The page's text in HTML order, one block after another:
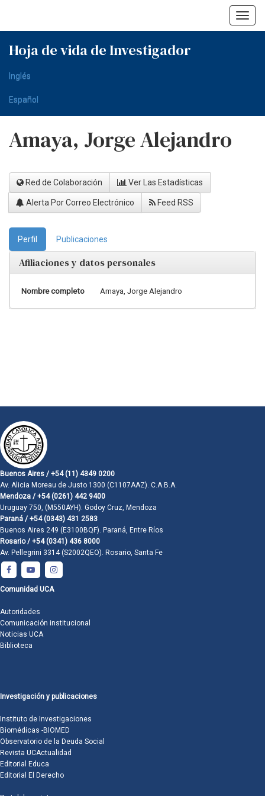
Hoja de vida de Investigador
Inglés
Español
Amaya, Jorge Alejandro
Red de Colaboración Ver Las Estadísticas
Alerta Por Correo Electrónico Feed RSS
Perfil Publicaciones
Afiliaciones y datos personales
Nombre completo Amaya, Jorge Alejandro
Buenos Aires / +54 (11) 4349 0200
Av. Alicia Moreau de Justo 1300 (C1107AAZ). C.A.B.A.
Mendoza / +54 (0261) 442 9400
Uruguay 750, (M550AYH). Godoy Cruz, Mendoza
Paraná / +54 (0343) 431 2583
Buenos Aires 249 (E3100BQF). Paraná, Entre Ríos
Rosario / +54 (0341) 436 8000
Av. Pellegrini 3314 (S2002QEO). Rosario, Santa Fe
Comunidad UCA
Autoridades
Comunicación institucional
Noticias UCA
Biblioteca
Investigación y publicaciones
Instituto de Investigaciones
Biomédicas -BIOMED
Observatorio de la Deuda Social
Revista UCActualidad
Editorial Educa
Editorial El Derecho